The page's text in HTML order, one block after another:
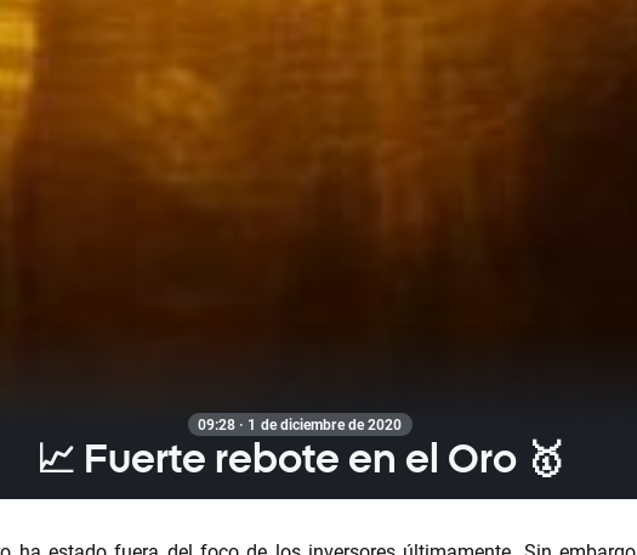
09:28 · 1 de diciembre de 2020
📈 Fuerte rebote en el Oro 🥇